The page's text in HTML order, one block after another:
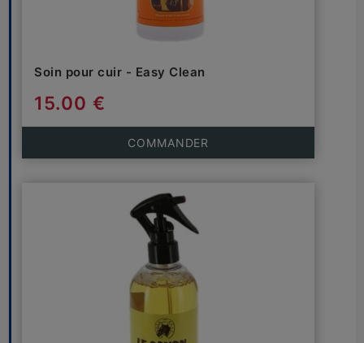
Soin pour cuir - Easy Clean
15.00 €
COMMANDER